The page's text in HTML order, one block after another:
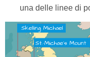
una delle linee di